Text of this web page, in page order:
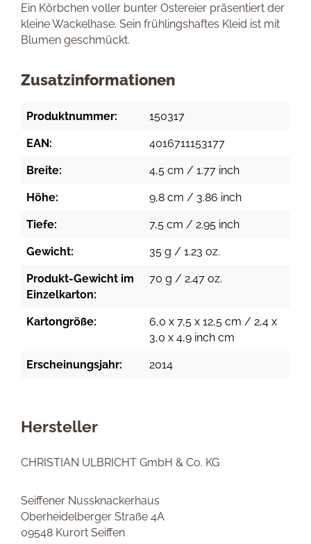
Ein Körbchen voller bunter Ostereier präsentiert der
kleine Wackelhase. Sein frühlingshaftes Kleid ist mit
Blumen geschmückt.
Zusatzinformationen
Produktnummer: 150317
EAN: 4016711153177
Breite: 4,5 cm / 1.77 inch
Höhe: 9,8 cm / 3.86 inch
Tiefe: 7,5 cm / 2.95 inch
Gewicht: 35 g / 1.23 oz.
Produkt-Gewicht im
Einzelkarton:
70 g / 2.47 oz.
Kartongröße:
6,0 x 7,5 x 12,5 cm / 2,4 x
3,0 x 4,9 inch cm
Erscheinungsjahr: 2014
Hersteller
CHRISTIAN ULBRICHT GmbH & Co. KG
Seiffener Nussknackerhaus
Oberheidelberger Straße 4A
09548 Kurort Seiffen